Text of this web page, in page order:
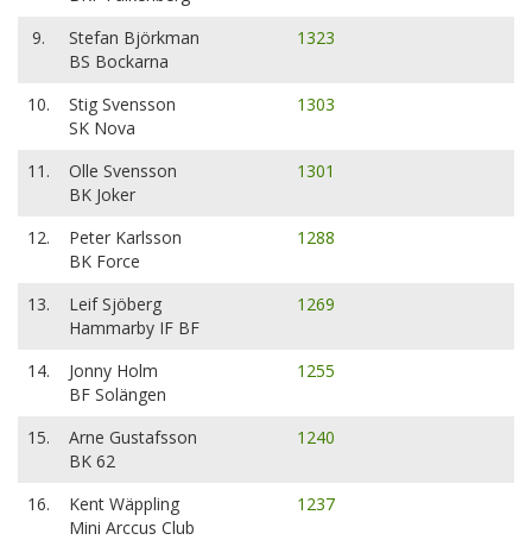
9.
Stefan Björkman
BS Bockarna
1323
10.
Stig Svensson
SK Nova
1303
11.
Olle Svensson
BK Joker
1301
12.
Peter Karlsson
BK Force
1288
13.
Leif Sjöberg
Hammarby IF BF
1269
14.
Jonny Holm
BF Solängen
1255
15.
Arne Gustafsson
BK 62
1240
16.
Kent Wäppling
Mini Arccus Club
1237